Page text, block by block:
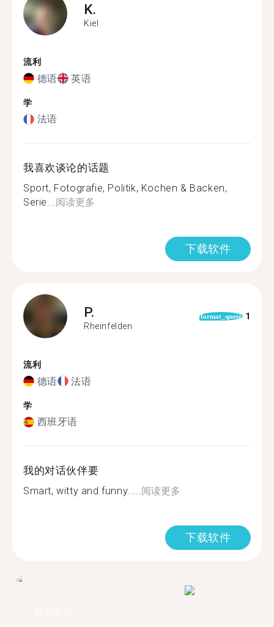
K.
Kiel
流利
德语 英语
学
法语
我喜欢谈论的话题
Sport, Fotografie, Politik, Kochen & Backen,
Serie...阅读更多
下载软件
P.
Rheinfelden
format_quote 1
流利
德语 法语
学
西班牙语
我的对话伙伴要
Smart, witty and funny.....阅读更多
下载软件